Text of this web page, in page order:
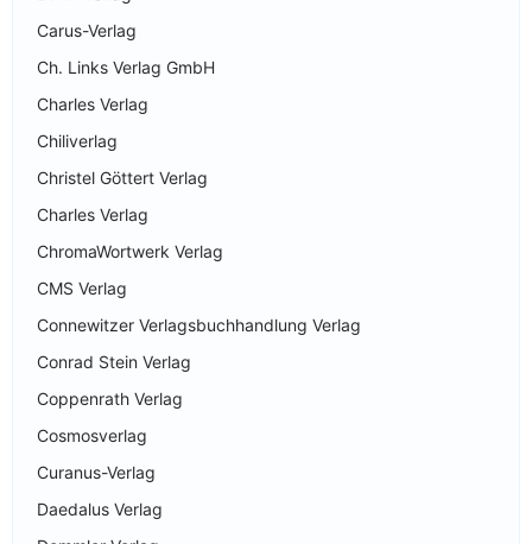
Carus-Verlag
Ch. Links Verlag GmbH
Charles Verlag
Chiliverlag
Christel Göttert Verlag
Charles Verlag
ChromaWortwerk Verlag
CMS Verlag
Connewitzer Verlagsbuchhandlung Verlag
Conrad Stein Verlag
Coppenrath Verlag
Cosmosverlag
Curanus-Verlag
Daedalus Verlag